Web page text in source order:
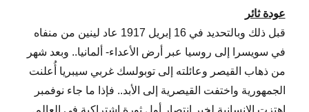
عودة ثائر
قبل ذلك وبالتحديد في 16 إبريل 1917 عاد لينين من منفاه
في سويسرا إلى روسيا عبر أرض الأعداء- ألمانيا.. وبعد شهر
من ذهاب القيصر وعائلته إلى توبولسك غربي سيبريا أُعلنت
الجمهورية واختفت القيصرية إلى الأبد.. فإذا ما جاء نوفمبر
اهتزت الإنسانية لخبر انتصار أول ثورة اشتراكية في العالم.